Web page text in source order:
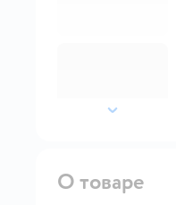
далее
О товаре